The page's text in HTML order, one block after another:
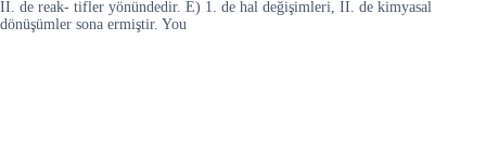
II. de reak- tifler yönündedir. E) 1. de hal değişimleri, II. de kimyasal
dönüşümler sona ermiştir. You